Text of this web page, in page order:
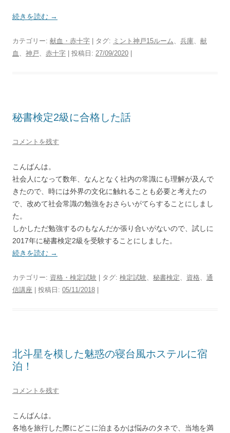
続きを読む →
カテゴリー: 献血・赤十字 | タグ: ミント神戸15ルーム、 兵庫、 献
血 、 神戸、 赤十字 | 投稿日: 27/09/2020
秘書検定2級に合格した話
コメントを残す
こんばんは。
社会人になって数年、なんとなく社内の常識にも理解が及んで
きたので、時には外界の文化に触れることも必要と考えたの
で、改めて社会常識の勉強をおさらいがてらすることにしまし
た。
しかしただ勉強するのもなんだか張り合いがないので、試しに
2017年に秘書検定2級を受験することにしました。
続きを読む →
カテゴリー: 資格・検定試験 | タグ: 検定試験、 秘書検定、 資格、 通
信講座 | 投稿日: 05/11/2018
北斗星を模した魅惑の寝台風ホステルに宿
泊！
コメントを残す
こんばんは。
各地を旅行した際にどこに泊まるかは悩みのタネで、当地を満